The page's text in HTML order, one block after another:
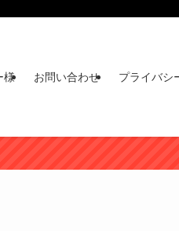
様 お問い合わせ プライバシ